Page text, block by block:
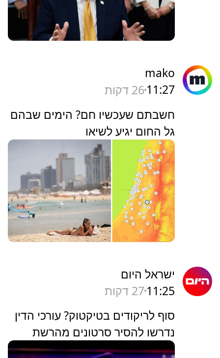
mako
11:27 26 דקות
חשבתם שעכשיו חם? הימים שבהם
גל החום יגיע לשיאו
ישראל היום
11:25 27 דקות
סוף לריקודים בטיקטוק? עורכי הדין
נדרשו להסיר סרטונים מהרשת